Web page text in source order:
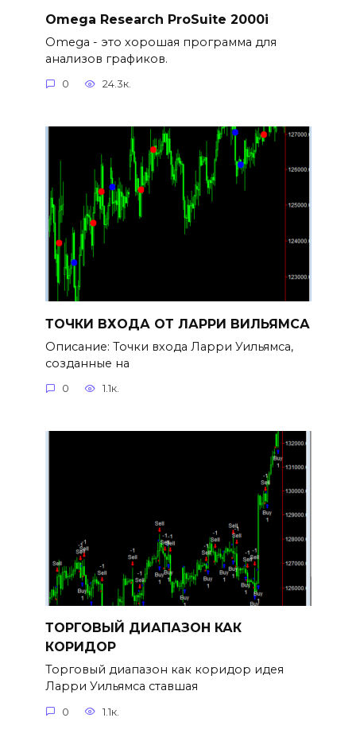
Omega Research ProSuite 2000i
Omega - это хорошая программа для
анализов графиков.
0 24.3к.
ТОЧКИ ВХОДА ОТ ЛАРРИ ВИЛЬЯМСА
Описание: Точки входа Ларри Уильямса,
созданные на
0 1.1к.
ТОРГОВЫЙ ДИАПАЗОН КАК
КОРИДОР
Торговый диапазон как коридор идея
Ларри Уильямса ставшая
0 1.1к.